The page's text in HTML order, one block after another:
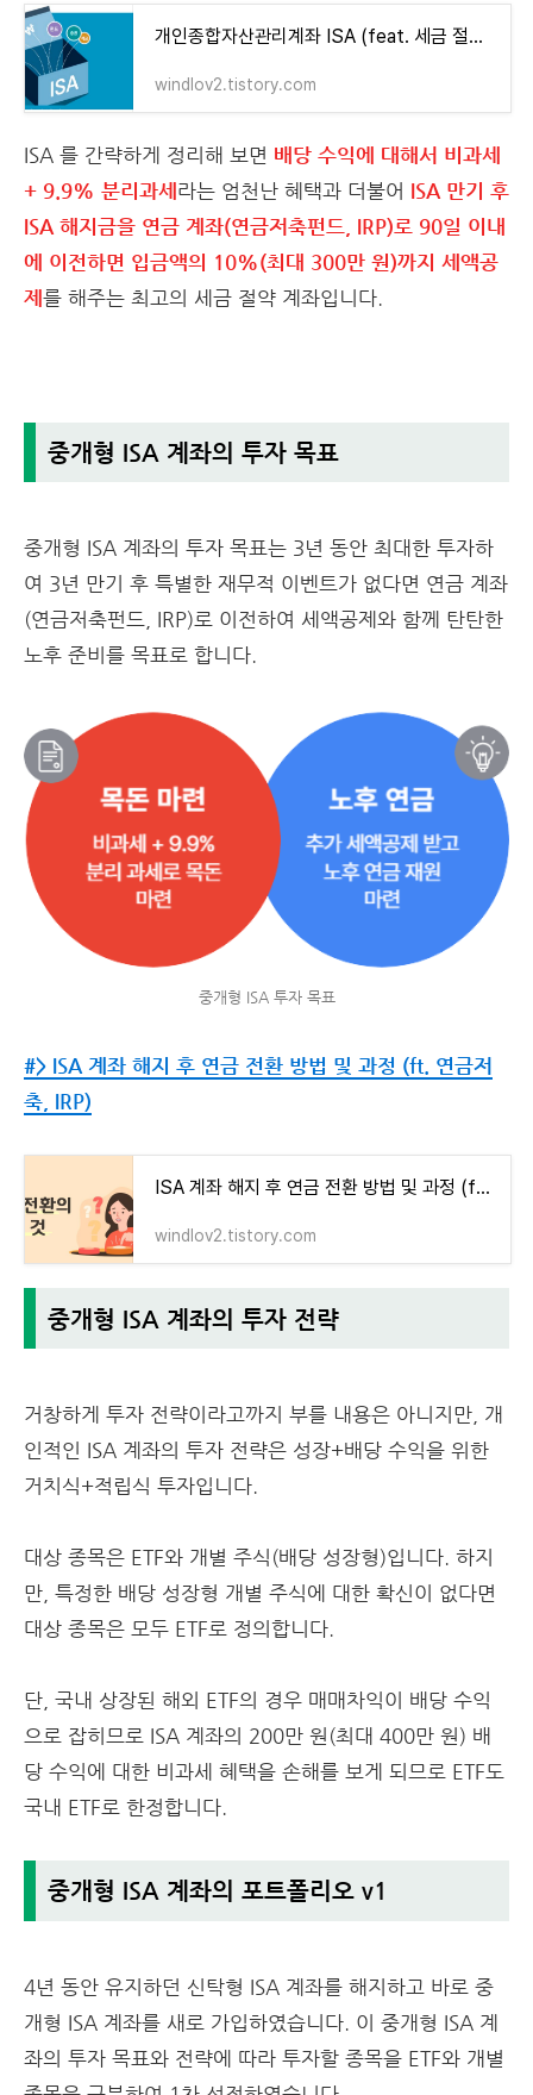
개인종합자산관리계좌 ISA (feat. 세금 절약 만능 계좌) 가 궁금하다면!
windlov2.tistory.com
ISA 를 간략하게 정리해 보면 배당 수익에 대해서 비과세
+ 9.9% 분리과세라는 엄천난 혜택과 더불어 ISA 만기 후
ISA 해지금을 연금 계좌(연금저축펀드, IRP)로 90일 이내
에 이전하면 입금액의 10%(최대 300만 원)까지 세액공
제를 해주는 최고의 세금 절약 계좌입니다.
중개형 ISA 계좌의 투자 목표
중개형 ISA 계좌의 투자 목표는 3년 동안 최대한 투자하
여 3년 만기 후 특별한 재무적 이벤트가 없다면 연금 계좌
(연금저축펀드, IRP)로 이전하여 세액공제와 함께 탄탄한
노후 준비를 목표로 합니다.
중개형 ISA 투자 목표
#> ISA 계좌 해지 후 연금 전환 방법 및 과정 (ft. 연금저
축, IRP)
ISA 계좌 해지 후 연금 전환 방법 및 과정 (ft. 연금저축, IRP)
windlov2.tistory.com
중개형 ISA 계좌의 투자 전략
거창하게 투자 전략이라고까지 부를 내용은 아니지만, 개
인적인 ISA 계좌의 투자 전략은 성장+배당 수익을 위한
거치식+적립식 투자입니다.
대상 종목은 ETF와 개별 주식(배당 성장형)입니다. 하지
만, 특정한 배당 성장형 개별 주식에 대한 확신이 없다면
대상 종목은 모두 ETF로 정의합니다.
단, 국내 상장된 해외 ETF의 경우 매매차익이 배당 수익
으로 잡히므로 ISA 계좌의 200만 원(최대 400만 원) 배
당 수익에 대한 비과세 혜택을 손해를 보게 되므로 ETF도
국내 ETF로 한정합니다.
중개형 ISA 계좌의 포트폴리오 v1
4년 동안 유지하던 신탁형 ISA 계좌를 해지하고 바로 중
개형 ISA 계좌를 새로 가입하였습니다. 이 중개형 ISA 계
좌의 투자 목표와 전략에 따라 투자할 종목을 ETF와 개별